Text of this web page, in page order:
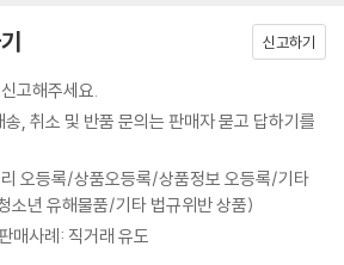
담아 더욱 리얼하게
이 촬영한 것이 아니다. 실제 방송분을 앵글별
순식간에 흘러가버린 방송 장면을 하나하나 붙
있다. 또한 최대한 많은 컷, 조리 상 가장 중요
컷만 보고도 셰프들의 요리를 어느정도 재현할
해 이 과정 컷들을 잘 따라가다 보면 셰프들이
서 어느 정도 넣었는지, 또 어떤 상태가 될 때까
늠할 수 있다. 중간중간 셰프들의 다양한 모습
신고하기
고해주세요.
, 취소 및 반품 문의는 판매자 묻고 답하기를
오등록/상품오등록/상품정보 오등록/기타
소년 유해물품/기타 법규위반 상품)
매사례: 직거래 유도